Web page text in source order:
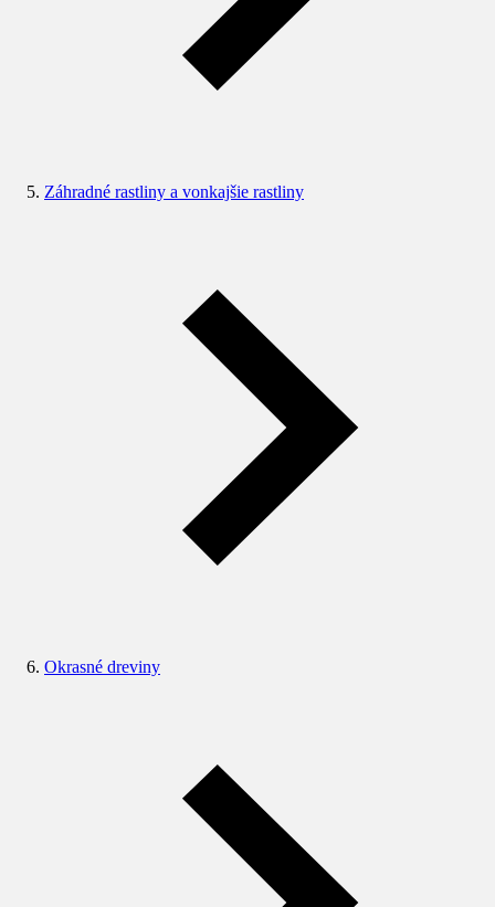
Záhradné rastliny a vonkajšie rastliny
Okrasné dreviny